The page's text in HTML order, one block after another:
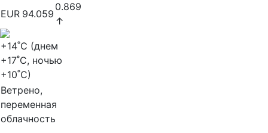
EUR 94.059
0.869
↑
+14˚C (днем
+17˚C, ночью
+10˚C)
Ветрено,
переменная
облачность